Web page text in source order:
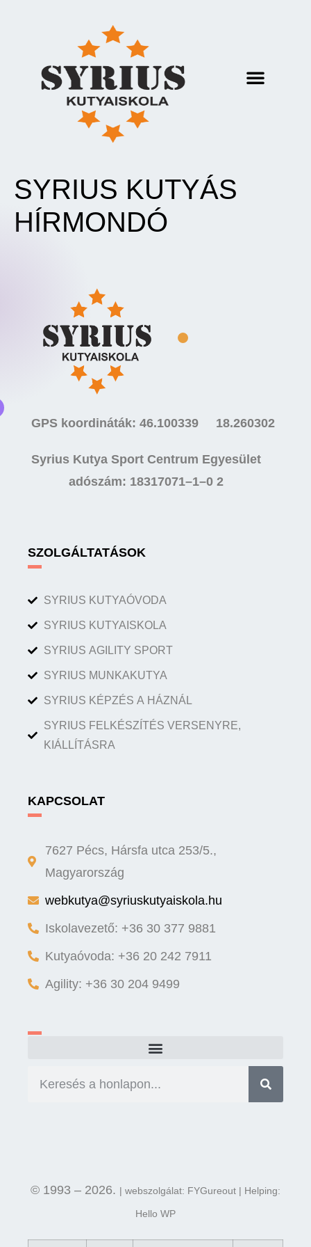
SYRIUS KUTYÁS
HÍRMONDÓ
GPS koordináták: 46.100339 18.260302
Syrius Kutya Sport Centrum Egyesület
adószám: 18317071–1–0 2
SZOLGÁLTATÁSOK
SYRIUS KUTYAÓVODA
SYRIUS KUTYAISKOLA
SYRIUS AGILITY SPORT
SYRIUS MUNKAKUTYA
SYRIUS KÉPZÉS A HÁZNÁL
SYRIUS FELKÉSZÍTÉS VERSENYRE,
KIÁLLÍTÁSRA
KAPCSOLAT
7627 Pécs, Hársfa utca 253/5.,
Magyarország
webkutya@syriuskutyaiskola.hu
Iskolavezető: +36 30 377 9881
Kutyaóvoda: +36 20 242 7911
Agility: +36 30 204 9499
© 1993 – 2026. | webszolgálat: FYGureout | Helping:
Hello WP